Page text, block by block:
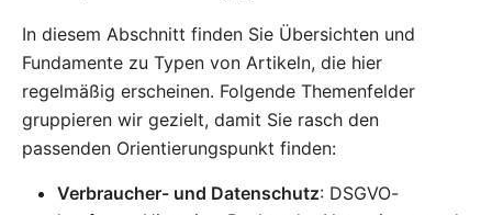
In diesem Abschnitt finden Sie Übersichten und
Fundamente zu Typen von Artikeln, die hier
regelmäßig erscheinen. Folgende Themenfelder
gruppieren wir gezielt, damit Sie rasch den
passenden Orientierungspunkt finden:
Verbraucher- und Datenschutz: DSGVO-